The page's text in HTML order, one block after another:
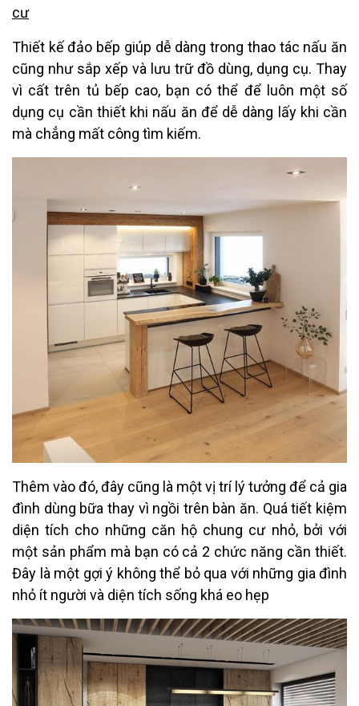
cư
Thiết kế đảo bếp giúp dễ dàng trong thao tác nấu ăn
cũng như sắp xếp và lưu trữ đồ dùng, dụng cụ. Thay
vì cất trên tủ bếp cao, bạn có thể để luôn một số
dụng cụ cần thiết khi nấu ăn để dễ dàng lấy khi cần
mà chẳng mất công tìm kiếm.
Thêm vào đó, đây cũng là một vị trí lý tưởng để cả gia
đình dùng bữa thay vì ngồi trên bàn ăn. Quá tiết kiệm
diện tích cho những căn hộ chung cư nhỏ, bởi với
một sản phẩm mà bạn có cả 2 chức năng cần thiết.
Đây là một gợi ý không thể bỏ qua với những gia đình
nhỏ ít người và diện tích sống khá eo hẹp